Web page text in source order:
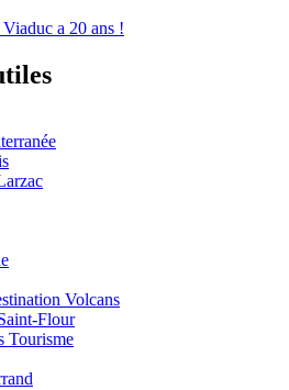
a 20 ans !
Volcans
Flour
Tourisme